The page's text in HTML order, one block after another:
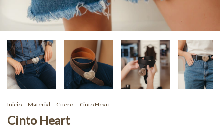
Inicio Material Cuero Cinto Heart
Cinto Heart